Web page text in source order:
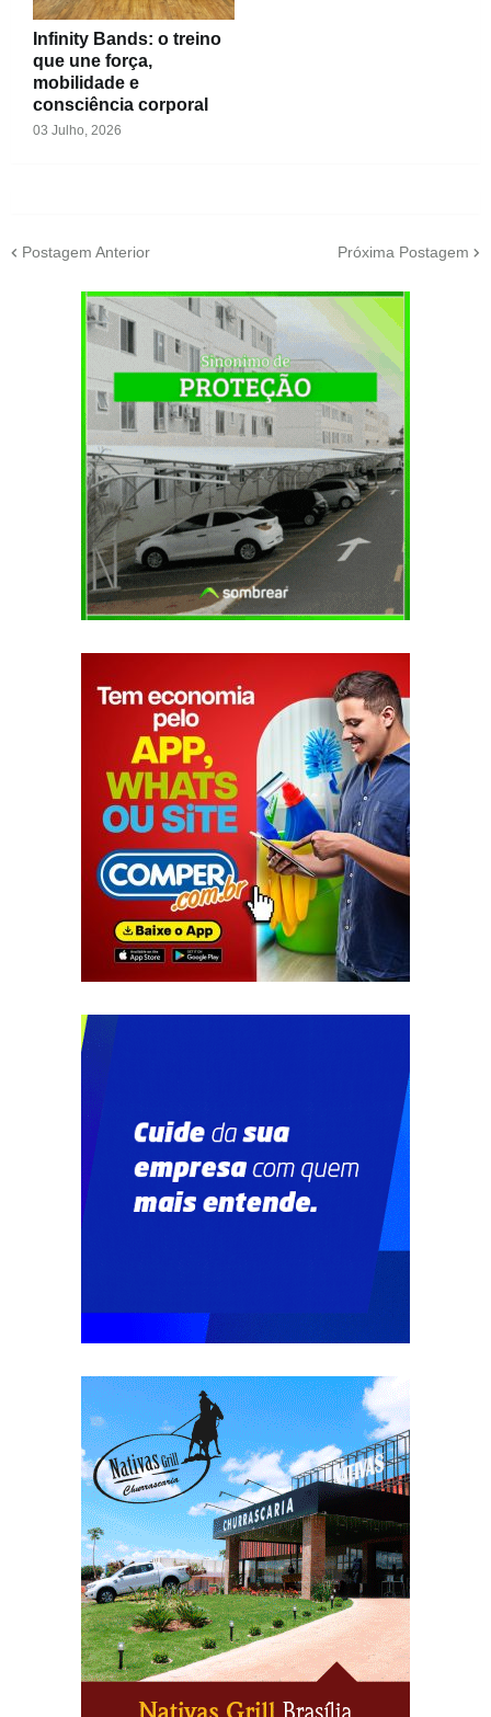
Infinity Bands: o treino
que une força,
mobilidade e
consciência corporal
03 Julho, 2026
Postagem Anterior Próxima Postagem